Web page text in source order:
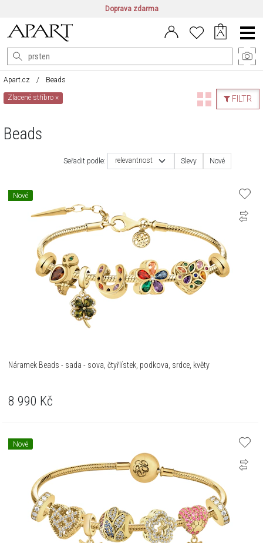
Doprava zdarma
CZ/CZK | EN/EUR PL/PLN
Main
Menu
Apart.cz Beads
FILTR
Zlacené stříbro×
Beads
Seřadit podle: relevantnost Slevy Nové
Nové
Náramek Beads - sada - sova, čtyřlístek, podkova, srdce, květy
8 990 Kč
Nové